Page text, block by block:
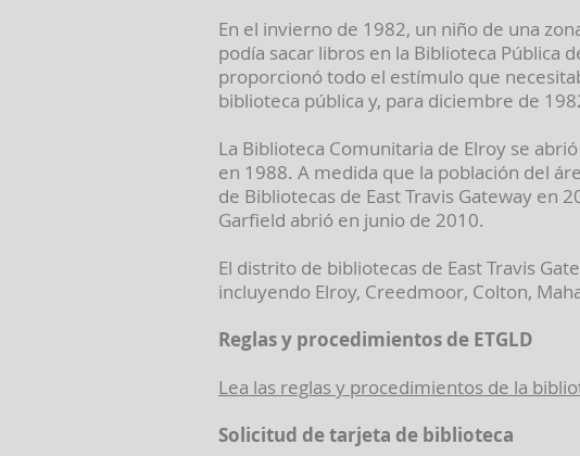
En el invierno de 1982, un niño de una
podía sacar libros en la Biblioteca Pública
proporcionó todo el estímulo que
biblioteca pública y, para diciembre de
La Biblioteca Comunitaria de Elroy se
en 1988. A medida que la población del
de Bibliotecas de East Travis Gateway en
Garfield abrió en junio de 2010.
El distrito de bibliotecas de East Travis
incluyendo Elroy, Creedmoor, Colton,
Reglas y procedimientos de ETGLD
Lea las reglas y procedimientos de la
Solicitud de tarjeta de biblioteca